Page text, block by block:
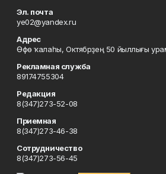
Эл. почта
ye02@yandex.ru
Адрес
Өфө ҡалаһы, Октябрҙең 50 йыллығы
Рекламная служба
89174755304
Редакция
8(347)273-52-08
Приемная
8(347)273-46-38
Сотрудничество
8(347)273-56-45